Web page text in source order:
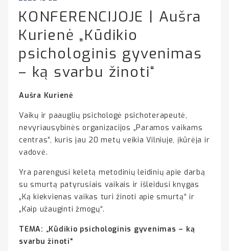
KONFERENCIJOJE | Aušra
Kurienė „Kūdikio
psichologinis gyvenimas
– ką svarbu žinoti“
Aušra Kurienė
Vaikų ir paauglių psichologė psichoterapeutė,
nevyriausybinės organizacijos „Paramos vaikams
centras”, kuris jau 20 metų veikia Vilniuje, įkūrėja ir
vadovė.
Yra parengusi keletą metodinių leidinių apie darbą
su smurtą patyrusiais vaikais ir išleidusi knygas
„Ką kiekvienas vaikas turi žinoti apie smurtą“ ir
„Kaip užauginti žmogų“.
TEMA: „Kūdikio psichologinis gyvenimas – ką
svarbu žinoti“